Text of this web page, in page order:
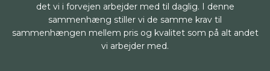
det vi i forvejen arbejder med til daglig. I denne
sammenhæng stiller vi de samme krav til
sammenhængen mellem pris og kvalitet som på alt andet
vi arbejder med.